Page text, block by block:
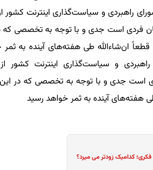
راهبردی و سیاست‌گذاری اینترنت کشور
فردی است جدی و با توجه به تخصصی که
ان‌شاءالله طی هفته‌های آینده به ثمر
و سیاست‌گذاری اینترنت کشور
است جدی و با توجه به تخصصی که در این
آینده به ثمر خواهد رسید
فکری؛ کدامیک زودتر می میرد؟